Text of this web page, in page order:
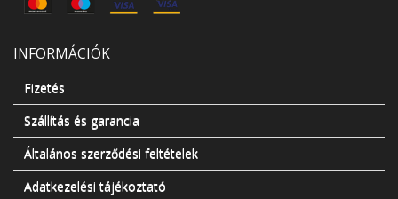
INFORMÁCIÓK
Fizetés
Szállítás és garancia
Általános szerződési feltételek
Adatkezelési tájékoztató